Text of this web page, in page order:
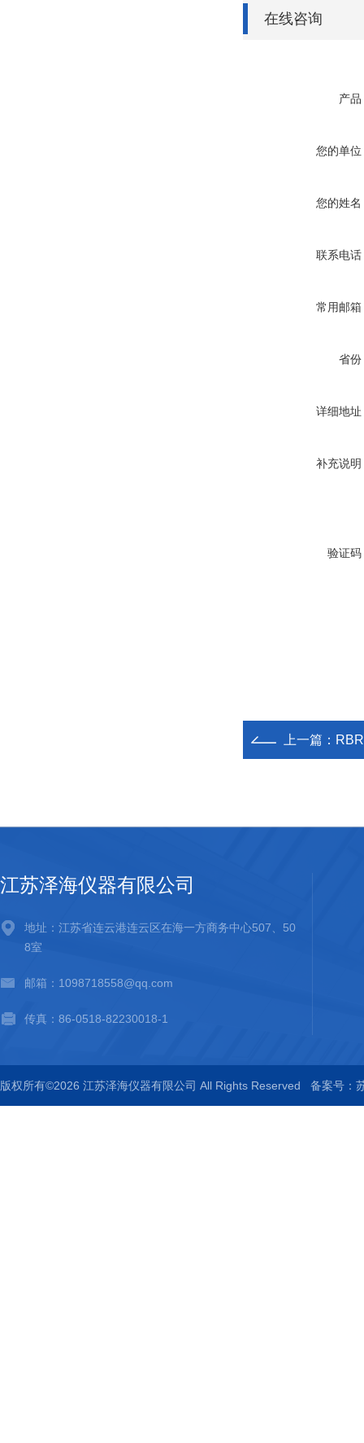
在线咨询
产品
您的单位
您的姓名
联系电话
常用邮箱
省份
详细地址
补充说明
验证码
上一篇：
江苏泽海仪器有限公司
地址：江苏省连云港连云区在海一方商务中心507、50
8室
邮箱：1098718558@qq.com
传真：86-0518-82230018-1
版权所有©2026 江苏泽海仪器有限公司 All Rights Reserved 备案号：